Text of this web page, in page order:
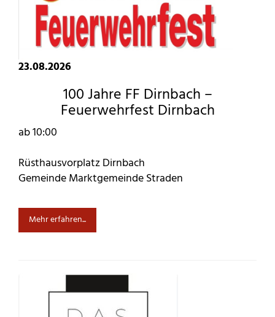
23.08.2026
100 Jahre FF Dirnbach –
Feuerwehrfest Dirnbach
ab 10:00
Rüsthausvorplatz Dirnbach
Gemeinde Marktgemeinde Straden
Mehr erfahren...